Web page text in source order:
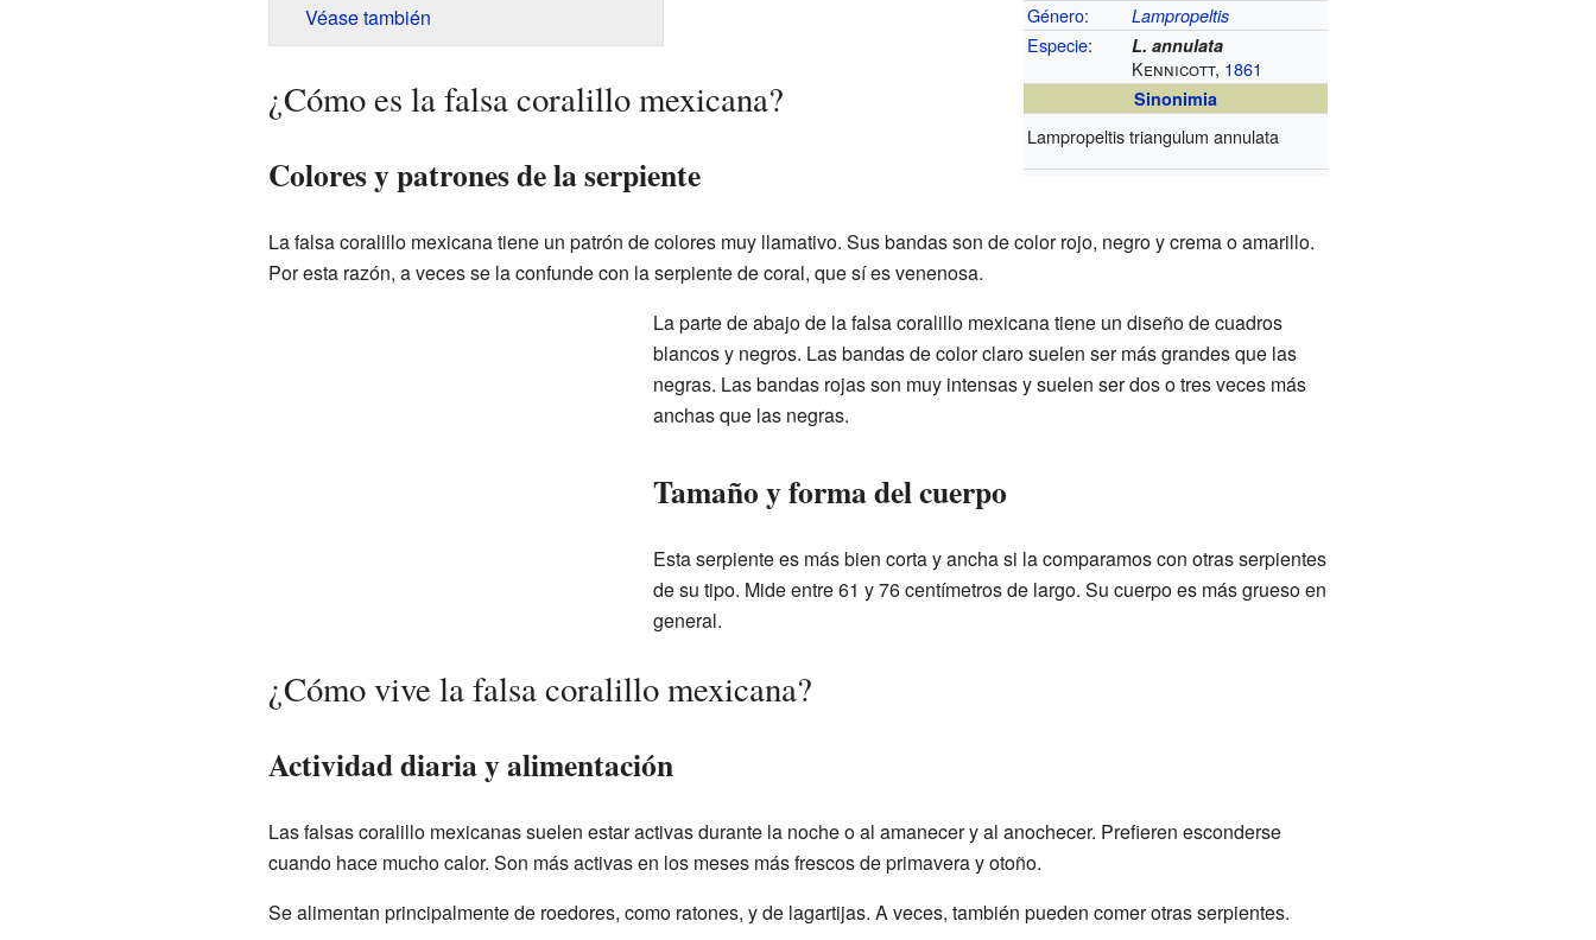
Género: Lampropeltis
Especie: L. annulata
Kennicott, 1861
Sinonimia
Lampropeltis triangulum annulata
Véase también
¿Cómo es la falsa coralillo mexicana?
Colores y patrones de la serpiente
La falsa coralillo mexicana tiene un patrón de colores muy llamativo. Sus bandas son de color rojo, negro y crema o amarillo.
Por esta razón, a veces se la confunde con la serpiente de coral, que sí es venenosa.
La parte de abajo de la falsa coralillo mexicana tiene un diseño de cuadros
blancos y negros. Las bandas de color claro suelen ser más grandes que las
negras. Las bandas rojas son muy intensas y suelen ser dos o tres veces más
anchas que las negras.
Tamaño y forma del cuerpo
Esta serpiente es más bien corta y ancha si la comparamos con otras serpientes
de su tipo. Mide entre 61 y 76 centímetros de largo. Su cuerpo es más grueso en
general.
¿Cómo vive la falsa coralillo mexicana?
Actividad diaria y alimentación
Las falsas coralillo mexicanas suelen estar activas durante la noche o al amanecer y al anochecer. Prefieren esconderse
cuando hace mucho calor. Son más activas en los meses más frescos de primavera y otoño.
Se alimentan principalmente de roedores, como ratones, y de lagartijas. A veces, también pueden comer otras serpientes.